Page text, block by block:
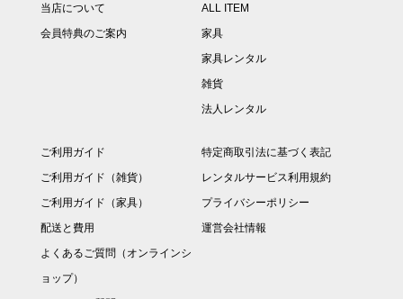
当店について
会員特典のご案内
ALL ITEM
家具
家具レンタル
雑貨
法人レンタル
ご利用ガイド
ご利用ガイド（雑貨）
ご利用ガイド（家具）
配送と費用
よくあるご質問（オンラインシ
ョップ）
特定商取引法に基づく表記
レンタルサービス利用規約
プライバシーポリシー
運営会社情報